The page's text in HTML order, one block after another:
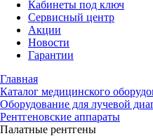
Кабинеты под ключ
Сервисный центр
Акции
Новости
Гарантии
Главная
Каталог медицинского
Оборудование для лучевой
Рентгеновские аппараты
Палатные рентгены